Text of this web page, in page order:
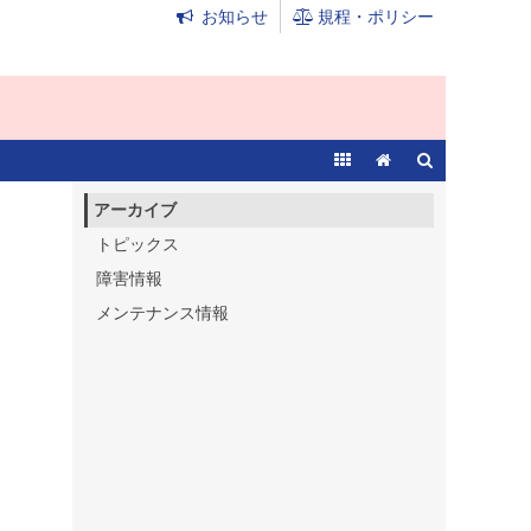
お知らせ 規程・ポリシー
アーカイブ
トピックス
障害情報
メンテナンス情報